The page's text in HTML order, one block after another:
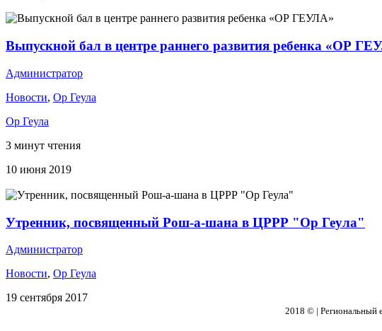
Выпускной бал в центре раннего развития ребенка «ОР
Администратор
Новости, Ор Геула
Ор Геула
3 минут чтения
10 июня 2019
Утренник, посвященный Рош-а-шана в ЦРРР "Ор Геула"
Администратор
Новости, Ор Геула
19 сентября 2017
2018 © | Региональный